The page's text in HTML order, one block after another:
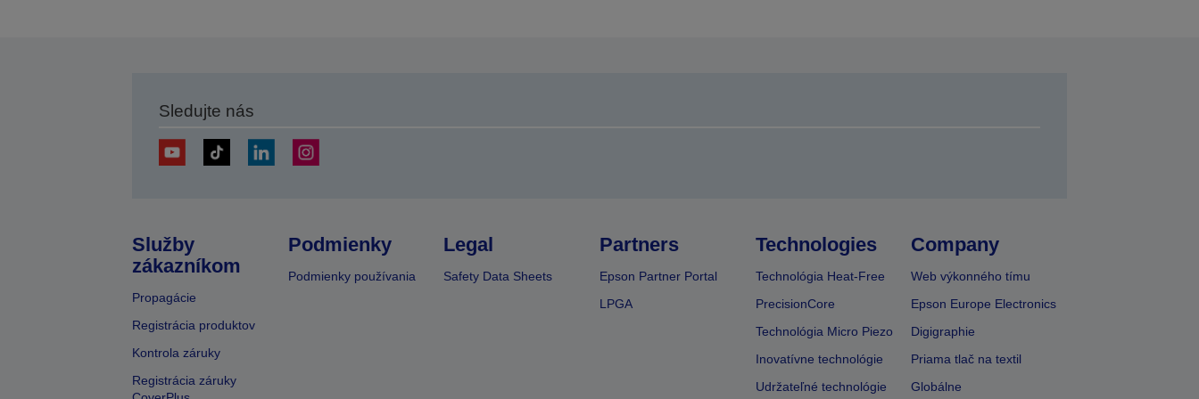
Sledujte nás
Služby
zákazníkom
Propagácie
Registrácia produktov
Kontrola záruky
Registrácia záruky
Podmienky
Podmienky používania
Legal
Safety Data Sheets
Partners
Epson Partner Portal
LPGA
Technologies
Technológia Heat-Free
PrecisionCore
Technológia Micro Piezo
Inovatívne technológie
Udržateľné technológie
Company
Web výkonného tímu
Epson Europe Electronics
Digigraphie
Priama tlač na textil
Globálne